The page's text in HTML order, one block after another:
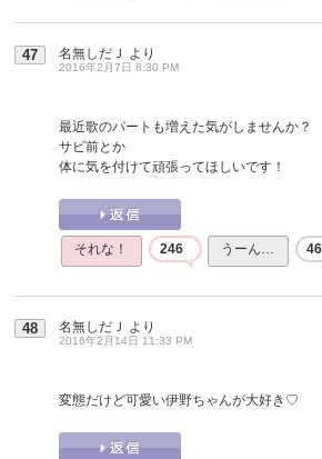
47 名無しだＪ より
2016年2月7日 8:30 PM
最近歌のパートも増えた気がしませんか？
サビ前とか
体に気を付けて頑張ってほしいです！
それな！ 246 うーん… 46
48 名無しだＪ より
2016年2月14日 11:33 PM
変態だけど可愛い伊野ちゃんが大好き♡